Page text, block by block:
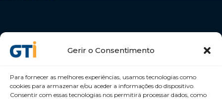
Gerir o Consentimento
Para fornecer as melhores experiências, usamos tecnologias como
cookies para armazenar e/ou aceder a informações do dispositivo.
Consentir com essas tecnologias nos permitirá processar dados, como
Desenvolvemos Pessoas e Organizações
GTI Portugal – Formação Profissional, S.A.